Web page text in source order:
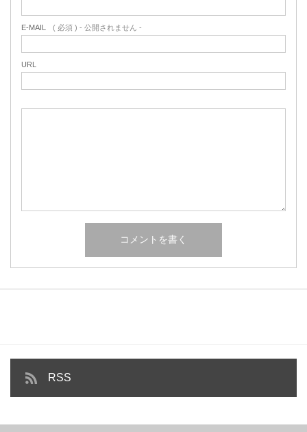
E-MAIL ( 必須 ) - 公開されません -
URL
RSS